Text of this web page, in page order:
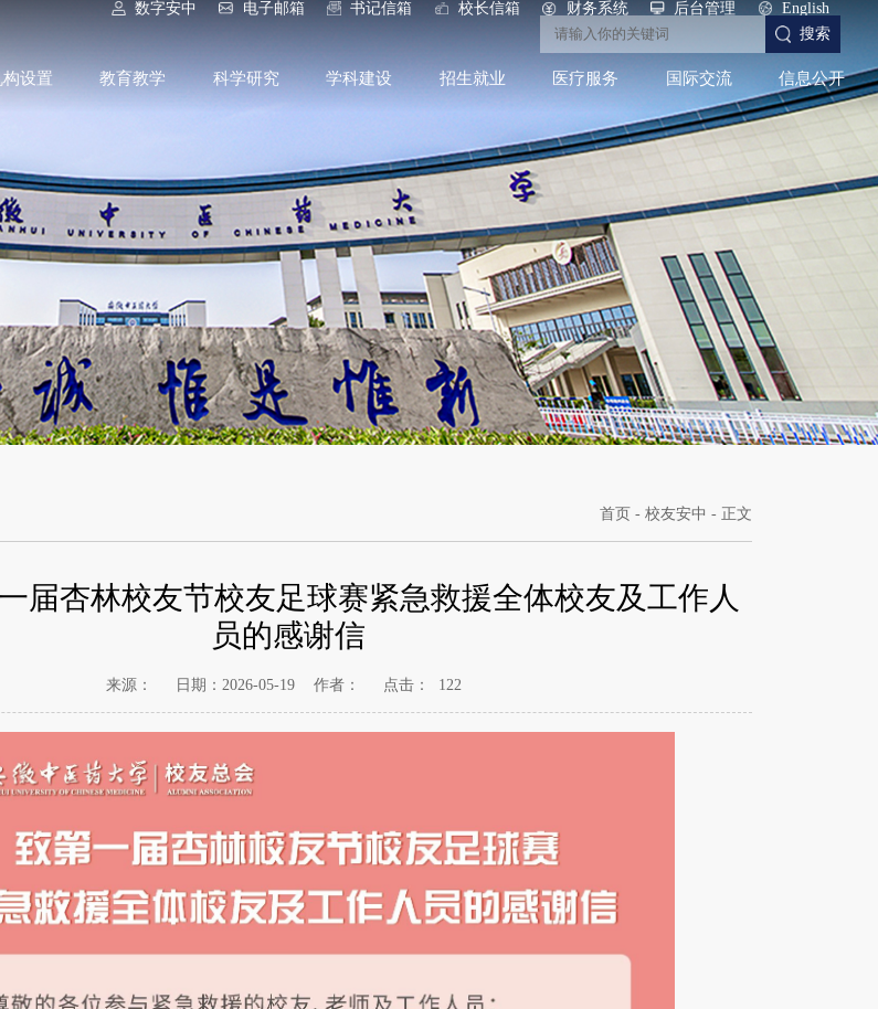
数字安中 电子邮箱 书记信箱 校长信箱 财务系统 后台管理
English
搜索
设置 教育教学 科学研究 学科建设 招生就业 医疗服务 国际交流 信息公开
首页- 校友安中 - 正文
届杏林校友节校友足球赛紧急救援全体校友及工作人
员的感谢信
来源： 日期：2026-05-19 作者： 点击： 122